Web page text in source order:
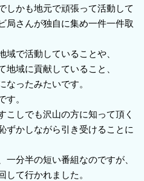
しかも地元で頑張って活動して
局さんが独自に集め一件一件取
域で活動していることや、
地域に貢献していること、
なったみたいです。
す。
こしでも沢山の方に知って頂く
ずかしながら引き受けることに
分半の短い番組なのですが、
して行かれました。